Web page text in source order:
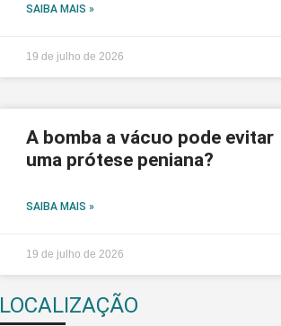
SAIBA MAIS »
19 de julho de 2026
A bomba a vácuo pode evitar
uma prótese peniana?
SAIBA MAIS »
19 de julho de 2026
LOCALIZAÇÃO